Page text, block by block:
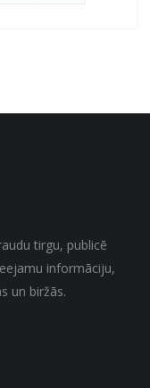
tirgu, publicē
informāciju,
un biržās.